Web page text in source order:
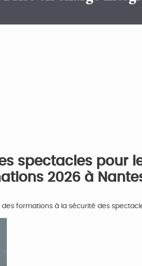
spectacles pour
2026 à
des formations à la sécurité des